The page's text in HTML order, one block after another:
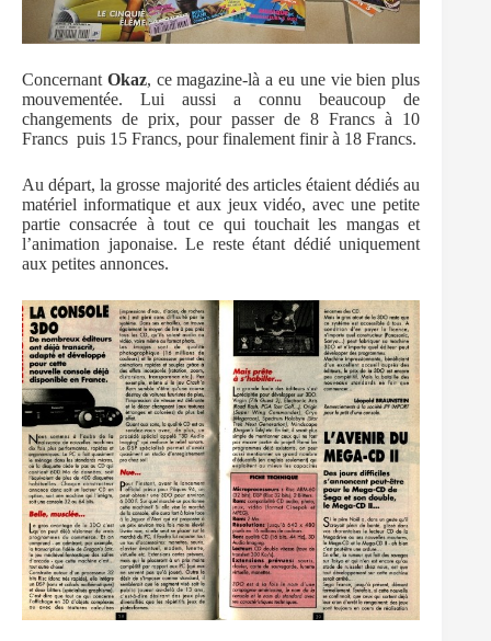
Concernant Okaz, ce magazine-là a eu une vie bien plus
mouvementée. Lui aussi a connu beaucoup de
changements de prix, pour passer de 8 Francs à 10
Francs puis 15 Francs, pour finalement finir à 18 Francs.
Au départ, la grosse majorité des articles étaient dédiés au
matériel informatique et aux jeux vidéo, avec une petite
partie consacrée à tout ce qui touchait les mangas et
l’animation japonaise. Le reste étant dédié uniquement
aux petites annonces.